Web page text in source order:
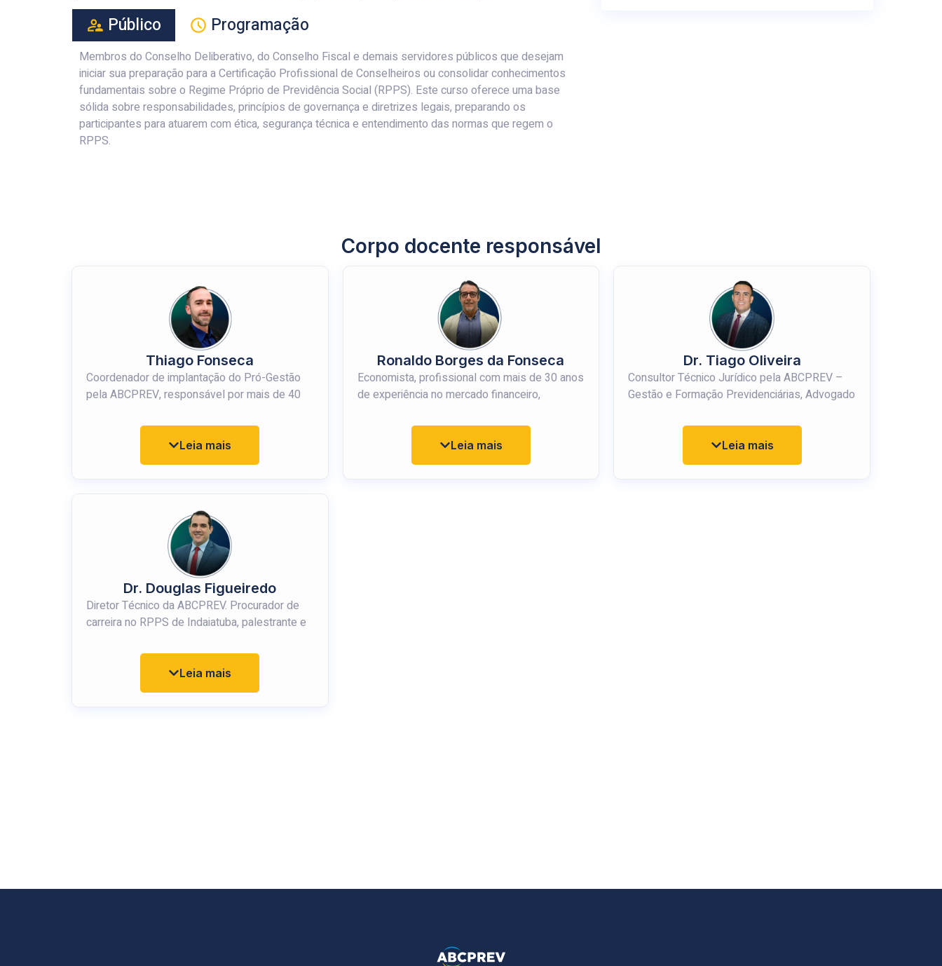
Público Programação
Membros do Conselho Deliberativo, do Conselho Fiscal e demais servidores públicos que desejam
iniciar sua preparação para a Certificação Profissional de Conselheiros ou consolidar conhecimentos
fundamentais sobre o Regime Próprio de Previdência Social (RPPS). Este curso oferece uma base
sólida sobre responsabilidades, princípios de governança e diretrizes legais, preparando os
participantes para atuarem com ética, segurança técnica e entendimento das normas que regem o
RPPS.
Corpo docente responsável
Thiago Fonseca
Coordenador de implantação do Pró-Gestão
pela ABCPREV, responsável por mais de 40
Pós-Graduado em Finanças com ênfase em
Leia mais
Ronaldo Borges da Fonseca
Economista, profissional com mais de 30 anos
de experiência no mercado financeiro,
CGRPPS e Consultor de valores mobiliários
credenciado pela CVM e sócio diretor da Mais
Valia Consultoria de Investimentos. Certificado
Leia mais
Dr. Tiago Oliveira
Consultor Técnico Jurídico pela ABCPREV –
Gestão e Formação Previdenciárias, Advogado
Especialização Lato Sensu em Direito
Constitucional pelo Complexo Educacional
Damásio E. Jesus, Pós-Graduando em
Leia mais
Dr. Douglas Figueiredo
Diretor Técnico da ABCPREV. Procurador de
carreira no RPPS de Indaiatuba, palestrante e
Próprio de Previdencia Social pela Faculdade
Damásio, MBA em Gestão Pública e em
Direito Processual Civil pela PUCAMP.
Leia mais